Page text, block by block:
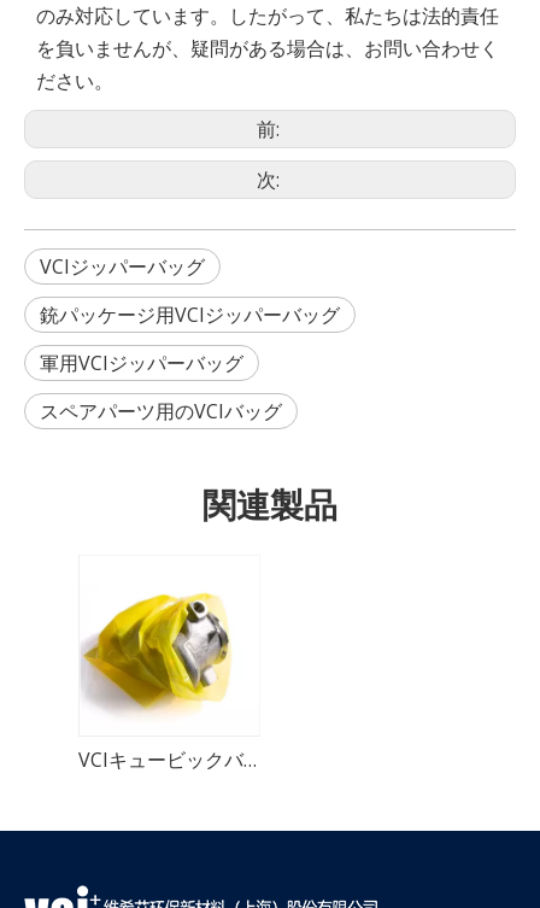
のみ対応しています。したがって、私たちは法的責任
を負いませんが、疑問がある場合は、お問い合わせく
ださい。
前:
次:
VCIジッパーバッグ
銃パッケージ用VCIジッパーバッグ
軍用VCIジッパーバッグ
スペアパーツ用のVCIバッグ
関連製品
VCIキュービックバッグ